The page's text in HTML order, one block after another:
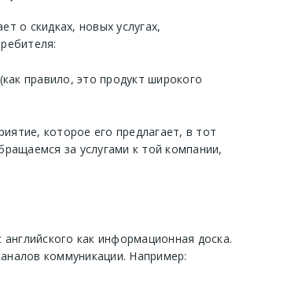
о скидках, новых услугах,
правило, это продукт широкого
которое его предлагает, в тот
за услугами к той компании,
как информационная доска.
коммуникации. Например: